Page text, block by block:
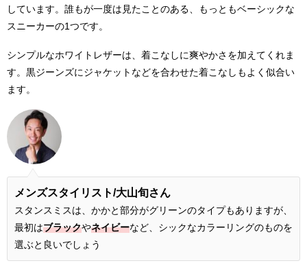
しています。誰もが一度は見たことのある、もっともベーシックな
スニーカーの1つです。
シンプルなホワイトレザーは、着こなしに爽やかさを加えてくれま
す。黒ジーンズにジャケットなどを合わせた着こなしもよく似合い
ます。
メンズスタイリスト/大山旬さん
スタンスミスは、かかと部分がグリーンのタイプもありますが、
最初はブラックやネイビーなど、シックなカラーリングのものを
選ぶと良いでしょう